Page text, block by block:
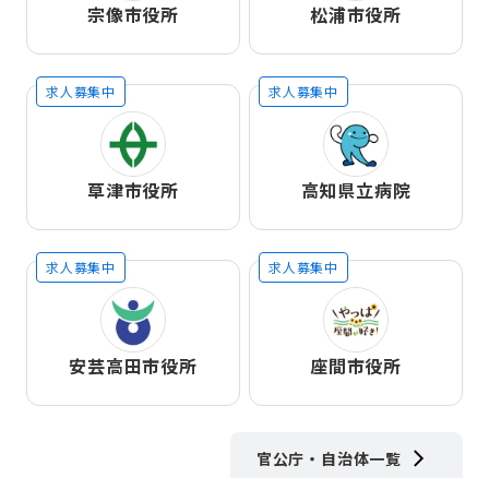
宗像市役所 松浦市役所
草津市役所
求人募集中
高知県立病院
求人募集中
安芸高田市役所
求人募集中
座間市役所
求人募集中
官公庁・自治体一覧